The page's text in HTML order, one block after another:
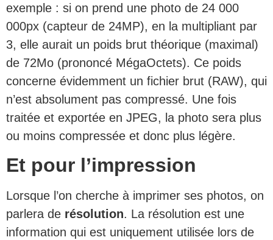
exemple : si on prend une photo de 24 000
000px (capteur de 24MP), en la multipliant par
3, elle aurait un poids brut théorique (maximal)
de 72Mo (prononcé MégaOctets). Ce poids
concerne évidemment un fichier brut (RAW), qui
n’est absolument pas compressé. Une fois
traitée et exportée en JPEG, la photo sera plus
ou moins compressée et donc plus légère.
Et pour l’impression
Lorsque l’on cherche à imprimer ses photos, on
parlera de résolution. La résolution est une
information qui est uniquement utilisée lors de